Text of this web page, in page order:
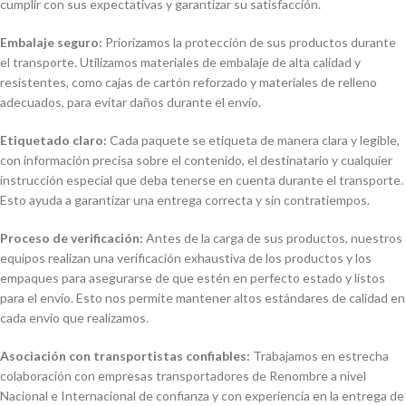
cumplir con sus expectativas y garantizar su satisfacción.
Embalaje seguro: Priorizamos la protección de sus productos durante
el transporte. Utilizamos materiales de embalaje de alta calidad y
resistentes, como cajas de cartón reforzado y materiales de relleno
adecuados, para evitar daños durante el envío.
Etiquetado claro: Cada paquete se etiqueta de manera clara y legible,
con información precisa sobre el contenido, el destinatario y cualquier
instrucción especial que deba tenerse en cuenta durante el transporte.
Esto ayuda a garantizar una entrega correcta y sin contratiempos.
Proceso de verificación: Antes de la carga de sus productos, nuestros
equipos realizan una verificación exhaustiva de los productos y los
empaques para asegurarse de que estén en perfecto estado y listos
para el envío. Esto nos permite mantener altos estándares de calidad en
cada envío que realizamos.
Asociación con transportistas confiables: Trabajamos en estrecha
colaboración con empresas transportadores de Renombre a nivel
Nacional e Internacional de confianza y con experiencia en la entrega de